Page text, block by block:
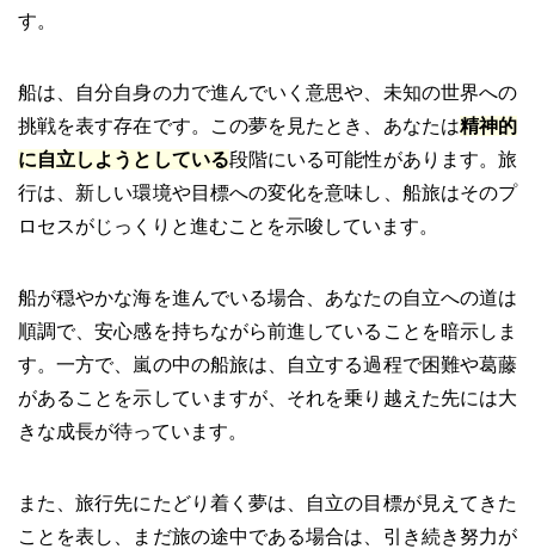
す。
船は、自分自身の力で進んでいく意思や、未知の世界への
挑戦を表す存在です。この夢を見たとき、あなたは精神的
に自立しようとしている段階にいる可能性があります。旅
行は、新しい環境や目標への変化を意味し、船旅はそのプ
ロセスがじっくりと進むことを示唆しています。
船が穏やかな海を進んでいる場合、あなたの自立への道は
順調で、安心感を持ちながら前進していることを暗示しま
す。一方で、嵐の中の船旅は、自立する過程で困難や葛藤
があることを示していますが、それを乗り越えた先には大
きな成長が待っています。
また、旅行先にたどり着く夢は、自立の目標が見えてきた
ことを表し、まだ旅の途中である場合は、引き続き努力が